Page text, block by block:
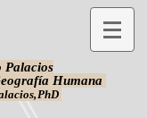
Palacios
Humana
PhD